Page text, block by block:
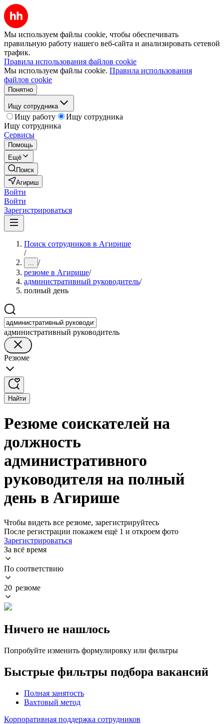
Мы используем файлы cookie, чтобы обеспечивать
правильную работу нашего веб-сайта и анализировать сетевой
трафик.
Правила использования файлов cookie
Мы используем файлы cookie. Правила использования
файлов cookie
Понятно
Ищу сотрудника
Ищу работу
Ищу сотрудника
Ищу сотрудника
Сервисы
Помощь
Ещё
Поиск
Агириш
Войти
Войти
Зарегистрироваться
Поиск сотрудников в Агирише
/
... /
резюме в Агирише/
административный руководитель/
полный день
административный руководитель
Резюме
Найти
Резюме соискателей на
должность
административного
руководителя на полный
день в Агирише
Чтобы видеть все резюме, зарегистрируйтесь
После регистрации покажем ещё 1 и откроем фото
Зарегистрироваться
За всё время
По соответствию
20 резюме
Ничего не нашлось
Попробуйте изменить формулировку или фильтры
Быстрые фильтры подбора вакансий
Полная занятость
Вахтовый метод
Корпоративная поддержка сотрудников